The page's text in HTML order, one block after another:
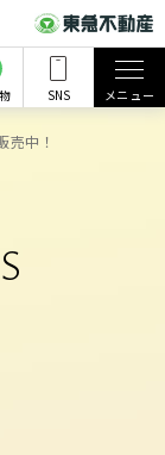
SNS メニュー
売中！